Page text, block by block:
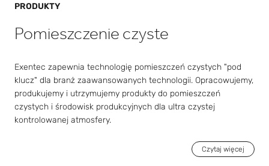
PRODUKTY
Pomieszczenie czyste
Exentec zapewnia technologię pomieszczeń czystych "pod
klucz" dla branż zaawansowanych technologii. Opracowujemy,
produkujemy i utrzymujemy produkty do pomieszczeń
czystych i środowisk produkcyjnych dla ultra czystej
kontrolowanej atmosfery.
Czytaj więcej